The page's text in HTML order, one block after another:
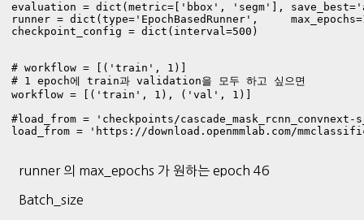
evaluation = dict(metric=['bbox', 'segm'],
runner = dict(type='EpochBasedRunner',
checkpoint_config = dict(interval=500)
# workflow = [('train', 1)]
# 1 epoch에 train과 validation을 모두 하고 싶으면
workflow = [('train', 1), ('val', 1)]
#load_from = 'checkpoints/cascade_mask_rcnn_convnext-
load_from = 'https://download.openmmlab.com/
runner 의 max_epochs 가 원하는 epoch 46
Batch_size